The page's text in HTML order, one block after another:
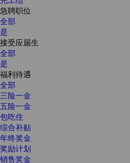
急聘职位
全部
是
接受应届生
全部
是
福利待遇
全部
三险一金
五险一金
包吃住
综合补贴
年终奖金
奖励计划
销售奖金